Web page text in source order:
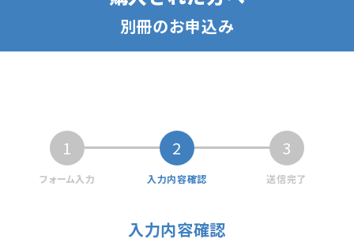
別冊のお申込み
1
フォーム入力
2
入力内容確認
3
送信完了
入力内容確認